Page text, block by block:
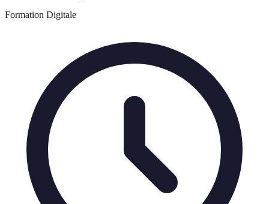
Formation Digitale